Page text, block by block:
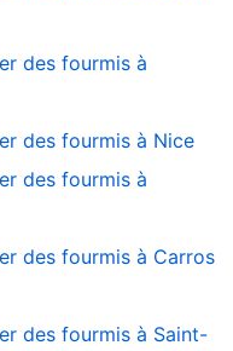
des fourmis à
des fourmis à Nice
des fourmis à
des fourmis à Carros
des fourmis à Saint-